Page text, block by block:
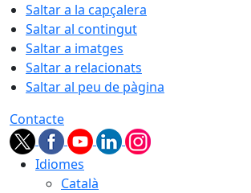
Saltar a la capçalera
Saltar al contingut
Saltar a imatges
Saltar a relacionats
Saltar al peu de pàgina
Contacte
Idiomes
Català